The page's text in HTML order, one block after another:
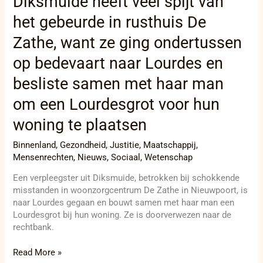
het gebeurde in rusthuis De
Zathe, want ze ging ondertussen
op bedevaart naar Lourdes en
besliste samen met haar man
om een Lourdesgrot voor hun
woning te plaatsen
Binnenland,Gezondheid,Justitie, Maatschappij,
Mensenrechten, Nieuws,Sociaal,Wetenschap
Een verpleegster uit Diksmuide, betrokken bij schokkende
misstanden in woonzorgcentrum De Zathe in Nieuwpoort, is
naar Lourdes gegaan en bouwt samen met haar man een
Lourdesgrot bij hun woning. Ze is doorverwezen naar de
rechtbank.
ging
ondertussen
op
bedevaart
Lourdes
en
besliste
samen
haar
man
om
een
Lourdesgrot
voor
hun
woning
te
Read More »